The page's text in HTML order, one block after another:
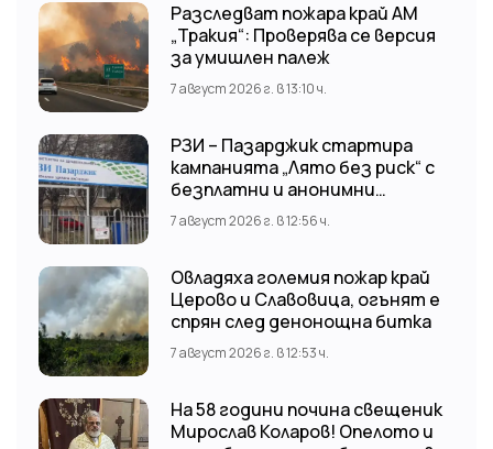
Разследват пожара край АМ
„Тракия“: Проверява се версия
за умишлен палеж
7 август 2026 г. в 13:10 ч.
РЗИ – Пазарджик стартира
кампанията „Лято без риск“ с
безплатни и анонимни
изследвания за ХИВ
7 август 2026 г. в 12:56 ч.
Овладяха големия пожар край
Церово и Славовица, огънят е
спрян след денонощна битка
7 август 2026 г. в 12:53 ч.
На 58 години почина свещеник
Мирослав Коларов! Опелото и